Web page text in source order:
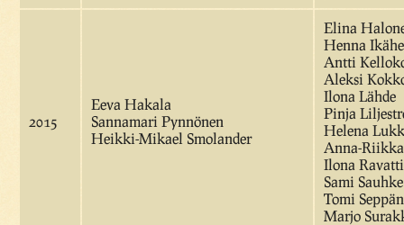
2015
Eeva Hakala
Sannamari Pynnönen
Heikki-Mikael Smolander
Elina
Henna
Antti
Aleksi
Ilona Lähde
Pinja
Helena
Anna-
Ilona
Sami Sauhke
Tomi
Marjo